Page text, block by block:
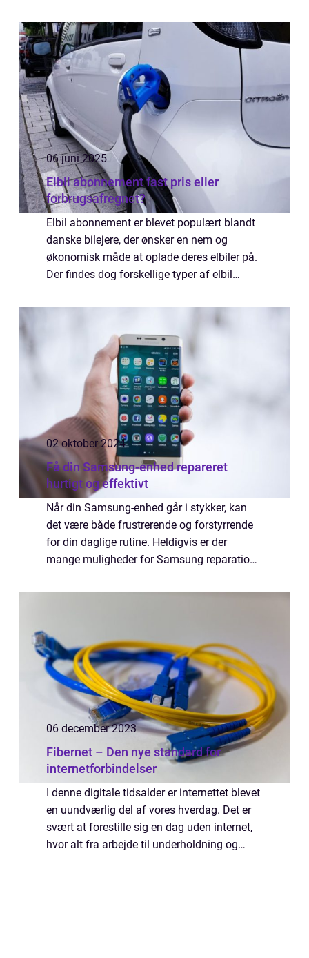
tilb...
06 juni 2025
Elbil abonnement fast pris eller
forbrugsafregnet?
Elbil abonnement er blevet populært blandt
danske bilejere, der ønsker en nem og
økonomisk måde at oplade deres elbiler på.
Der findes dog forskellige typer af elbil
02 oktober 2024
Få din Samsung-enhed repareret
hurtigt og effektivt
Når din Samsung-enhed går i stykker, kan
det være både frustrerende og forstyrrende
for din daglige rutine. Heldigvis er der
mange muligheder for Samsung reparation,
tilbage i...
06 december 2023
Fibernet – Den nye standard for
internetforbindelser
I denne digitale tidsalder er internettet blevet
en uundværlig del af vores hverdag. Det er
svært at forestille sig en dag uden internet,
hvor alt fra arbejde til underholdning og